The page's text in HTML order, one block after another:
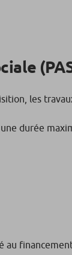
les
durée